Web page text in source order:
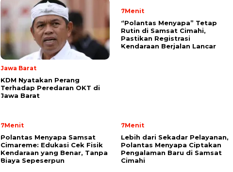
Jawa Barat
KDM Nyatakan Perang
Terhadap Peredaran OKT di
Jawa Barat
7Menit
“Polantas Menyapa” Tetap
Rutin di Samsat Cimahi,
Pastikan Registrasi
Kendaraan Berjalan Lancar
7Menit
Polantas Menyapa Samsat
Cimareme: Edukasi Cek Fisik
Kendaraan yang Benar, Tanpa
Biaya Sepeserpun
7Menit
Lebih dari Sekadar Pelayanan,
Polantas Menyapa Ciptakan
Pengalaman Baru di Samsat
Cimahi